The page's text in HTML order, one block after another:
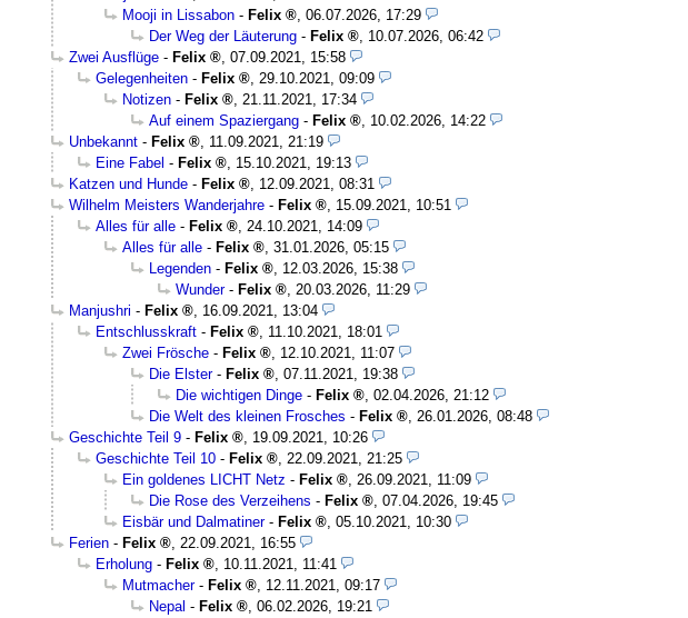
Mooji in Lissabon - Felix
06.07.2026, 17:29
Der Weg der Läuterung - Felix
10.07.2026, 06:42
Zwei Ausflüge - Felix
07.09.2021, 15:58
Gelegenheiten - Felix
29.10.2021, 09:09
Notizen - Felix
21.11.2021, 17:34
Auf einem Spaziergang - Felix
10.02.2026, 14:22
Unbekannt - Felix
11.09.2021, 21:19
Eine Fabel - Felix
15.10.2021, 19:13
Katzen und Hunde - Felix
12.09.2021, 08:31
Wilhelm Meisters Wanderjahre - Felix
15.09.2021, 10:51
Alles für alle - Felix
24.10.2021, 14:09
Alles für alle - Felix
31.01.2026, 05:15
Legenden - Felix
12.03.2026, 15:38
Wunder- Felix
20.03.2026, 11:29
Manjushri - Felix
16.09.2021, 13:04
Entschlusskraft - Felix
11.10.2021, 18:01
Zwei Frösche - Felix
12.10.2021, 11:07
Die Elster- Felix
07.11.2021, 19:38
Die wichtigen Dinge - Felix
02.04.2026, 21:12
Die Welt des kleinen Frosches - Felix
26.01.2026, 08:48
Geschichte Teil 9 - Felix
19.09.2021, 10:26
Geschichte Teil 10 - Felix
22.09.2021, 21:25
Ein goldenes LICHT Netz - Felix
26.09.2021, 11:09
Die Rose des Verzeihens - Felix
07.04.2026, 19:45
Eisbär und Dalmatiner- Felix
05.10.2021, 10:30
Ferien - Felix
22.09.2021, 16:55
Erholung - Felix
10.11.2021, 11:41
Mutmacher- Felix
12.11.2021, 09:17
Nepal - Felix 06.02.2026, 19:21